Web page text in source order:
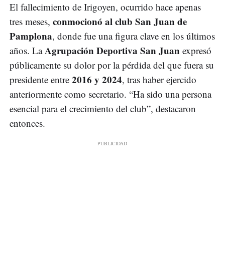
El fallecimiento de Irigoyen, ocurrido hace apenas
tres meses, conmocionó al club San Juan de
Pamplona, donde fue una figura clave en los últimos
años. LaAgrupación Deportiva San Juan expresó
públicamente su dolor por la pérdida del que fuera su
presidente entre 2016 y 2024, tras haber ejercido
anteriormente como secretario. “Ha sido una persona
esencial para el crecimiento del club”, destacaron
entonces.